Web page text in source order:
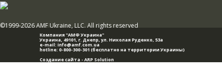
Компания "АМФ Украина"
Украина, 49101, г. Днепр,ул. Николая Руденко, 53а
e-mail: info@amf.com.ua
hotline: 0-800-300-301 (бесплатно на территории Украины)
Создание сайта -ARP Solution
©1999-2026 AMF Ukraine, LLC. All rights reserved